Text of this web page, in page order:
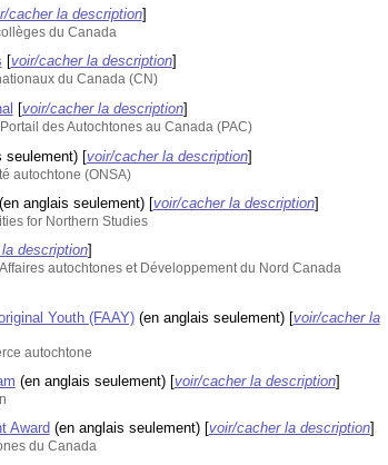
cacher la description]
du Canada
[voir/cacher la description]
du Canada (CN)
[voir/cacher la description]
des Autochtones au Canada (PAC)
seulement)[voir/cacher la description]
autochtone (ONSA)
(en anglais seulement)[voir/cacher la description]
for Northern Studies
description]
autochtones et Développement du Nord Canada
Youth (FAAY) (en anglais seulement)[voir/cacher la
autochtone
(en anglais seulement)[voir/cacher la description]
Award (en anglais seulement)[voir/cacher la description]
du Canada